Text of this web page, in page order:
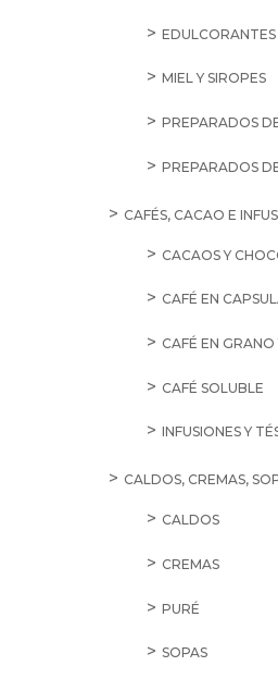
EDULCORANTES
MIEL Y SIROPES
PREPARADOS
PREPARADOS
CAFÉS, CACAO E
CACAOS Y
CAFÉ EN
CAFÉ EN
CAFÉ SOLUBLE
INFUSIONES Y
CALDOS, CREMAS,
CALDOS
CREMAS
PURÉ
SOPAS